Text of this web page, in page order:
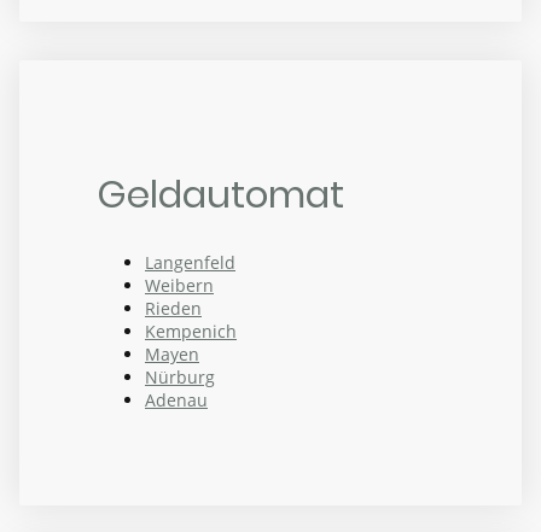
Geldautomat
Langenfeld
Weibern
Rieden
Kempenich
Mayen
Nürburg
Adenau